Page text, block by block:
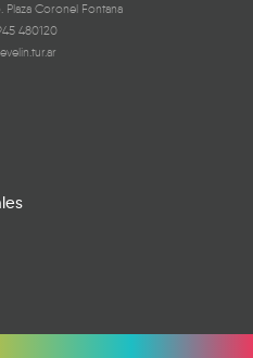
Coronel Fontana
480120